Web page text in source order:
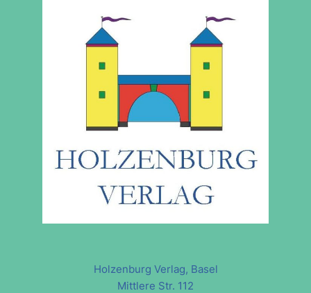
Holzenburg Verlag, Basel
Mittlere Str. 112